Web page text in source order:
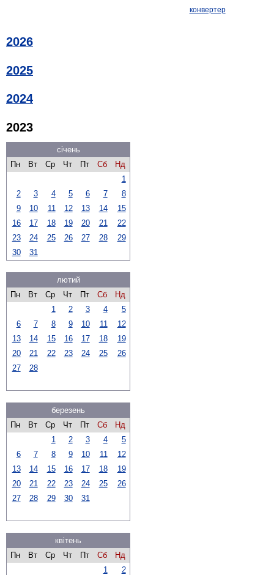
конвертер
2026
2025
2024
2023
січень
Пн
Вт Ср Чт Пт Сб
Нд
1
2
3 4 5 6 7
8
9
10 11 12 13 14
15
16
17 18 19 20 21
22
23
24 25 26 27 28
29
30
31
лютий
Пн
Вт Ср Чт Пт Сб
Нд
1
2 3 4
5
6
7 8 9 10 11
12
13
14 15 16 17 18
19
20
21 22 23 24 25
26
27
28
березень
Пн
Вт Ср Чт Пт Сб
Нд
1
2 3 4
5
6
7 8 9 10 11
12
13
14 15 16 17 18
19
20
21 22 23 24 25
26
27
28 29 30 31
квітень
Пн
Вт Ср Чт Пт Сб
Нд
1
2